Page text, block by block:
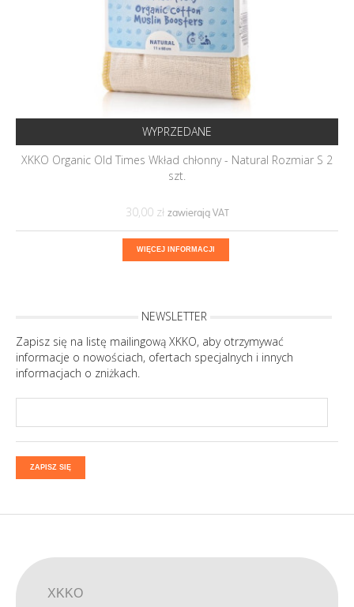
WYPRZEDANE
XKKO Organic Old Times Wkład chłonny - Natural Rozmiar S 2
szt.
30,00 ‎zł
WIĘCEJ INFORMACJI
NEWSLETTER
Zapisz się na listę mailingową XKKO, aby otrzymywać
informacje o nowościach, ofertach specjalnych i innych
informacjach o zniżkach.
ZAPISZ SIĘ
XKKO